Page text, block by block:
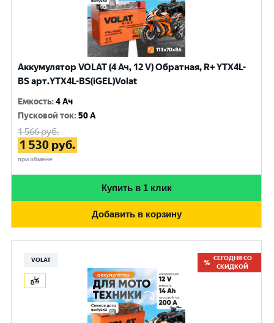
Аккумулятор VOLAT (4 Ач, 12 V) Обратная, R+ YTX4L-
BS арт.YTX4L-BS(iGEL)Volat
Емкость:4 Ач
Пусковой ток:50 A
1 566руб.
1 530 руб.
при обмене
Купить в 1 клик
Добавить в корзину
VOLAT
СЕГОДНЯ СО
СКИДКОЙ